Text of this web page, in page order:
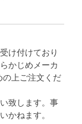
け付けており
かじめメーカ
の上ご注文くだ
致します。事
かねます。